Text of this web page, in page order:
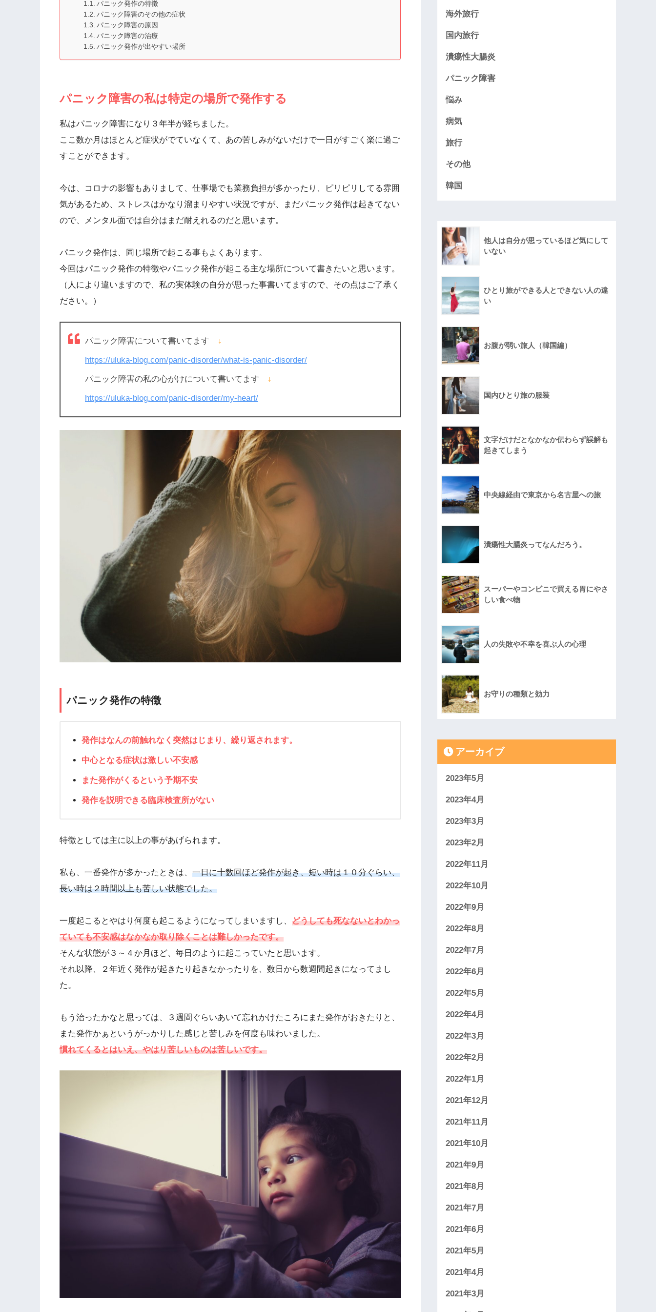
パニック発作の特徴
パニック障害のその他の症状
パニック障害の原因
パニック障害の治療
パニック発作が出やすい場所
パニック障害の私は特定の場所で発作する
私はパニック障害になり３年半が経ちました。
ここ数か月はほとんど症状がでていなくて、あの苦しみがないだけで一日がすごく楽に過ご
すことができます。
今は、コロナの影響もありまして、仕事場でも業務負担が多かったり、ピリピリしてる雰囲
気があるため、ストレスはかなり溜まりやすい状況ですが、まだパニック発作は起きてない
ので、メンタル面では自分はまだ耐えれるのだと思います。
パニック発作は、同じ場所で起こる事もよくあります。
今回はパニック発作の特徴やパニック発作が起こる主な場所について書きたいと思います。
（人により違いますので、私の実体験の自分が思った事書いてますので、その点はご了承く
ださい。）
パニック障害について書いてます ↓
https://uluka-blog.com/panic-disorder/what-is-panic-disorder/
パニック障害の私の心がけについて書いてます ↓
https://uluka-blog.com/panic-disorder/my-heart/
パニック発作の特徴
発作はなんの前触れなく突然はじまり、繰り返されます。
中心となる症状は激しい不安感
また発作がくるという予期不安
発作を説明できる臨床検査所がない
特徴としては主に以上の事があげられます。
私も、一番発作が多かったときは、 一日に十数回ほど発作が起き、短い時は１０分ぐらい、
長い時は２時間以上も苦しい状態でした。
一度起こるとやはり何度も起こるようになってしまいますし、 どうしても死なないとわかっ
ていても不安感はなかなか取り除くことは難しかったです。
そんな状態が３～４か月ほど、毎日のように起こっていたと思います。
それ以降、２年近く発作が起きたり起きなかったりを、数日から数週間起きになってまし
た。
もう治ったかなと思っては、３週間ぐらいあいて忘れかけたころにまた発作がおきたりと、
また発作かぁというがっかりした感じと苦しみを何度も味わいました。
慣れてくるとはいえ、やはり苦しいものは苦しいです。
海外旅行
国内旅行
潰瘍性大腸炎
パニック障害
悩み
病気
旅行
その他
韓国
他人は自分が思っているほど気にして
いない
ひとり旅ができる人とできない人の違
い
お腹が弱い旅人（韓国編）
国内ひとり旅の服装
文字だけだとなかなか伝わらず誤解も
起きてしまう
中央線経由で東京から名古屋への旅
潰瘍性大腸炎ってなんだろう。
スーパーやコンビニで買える胃にやさ
しい食べ物
人の失敗や不幸を喜ぶ人の心理
お守りの種類と効力
アーカイブ
2023年5月
2023年4月
2023年3月
2023年2月
2022年11月
2022年10月
2022年9月
2022年8月
2022年7月
2022年6月
2022年5月
2022年4月
2022年3月
2022年2月
2022年1月
2021年12月
2021年11月
2021年10月
2021年9月
2021年8月
2021年7月
2021年6月
2021年5月
2021年4月
2021年3月